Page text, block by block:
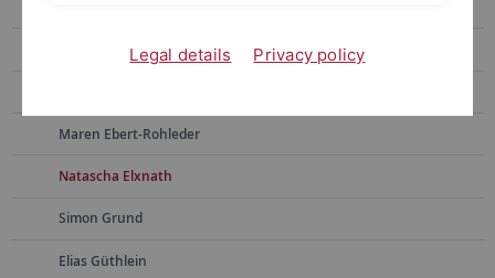
Simon Drescher
Maren Ebert-Rohleder
Natascha Elxnath
Simon Grund
Elias Güthlein
Legal details Privacy policy